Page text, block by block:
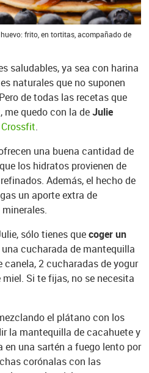
frito, en tortitas, acompañado de
saludables, ya sea con harina
naturales que no suponen
de todas las recetas que
quedo con la deJulie
Crossfit.
una buena cantidad de
los hidratos provienen de
Además, el hecho de
un aporte extra de
sólo tienes quecoger un
una cucharada de mantequilla
2 cucharadas de yogur
Si te fijas, no se necesita
el plátano con los
la mantequilla de cacahuete y
en una sartén a fuego lento por
corónalas con las